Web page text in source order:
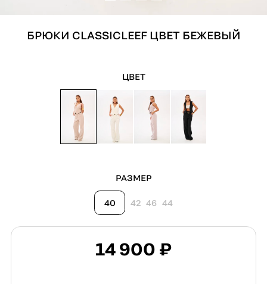
БРЮКИ CLASSICLEEF ЦВЕТ БЕЖЕВЫЙ
ЦВЕТ
РАЗМЕР
40 42 46 44
14 900 ₽